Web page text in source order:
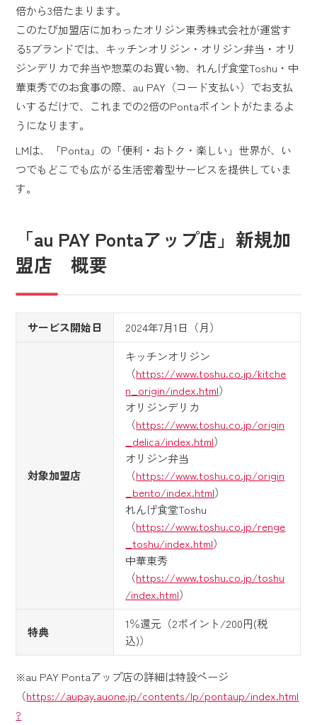
倍から3倍たまります。
このたび加盟店に加わったオリジン東秀株式会社が運営す
る5ブランドでは、キッチンオリジン・オリジン弁当・オリ
ジンデリカで弁当や惣菜のお買い物、れんげ食堂Toshu・中
華東秀でのお食事の際、au PAY（コード支払い）でお支払
いするだけで、これまでの2倍のPontaポイントがたまるよ
うになります。
LMは、「Ponta」の「便利・おトク・楽しい」世界が、い
つでもどこでも広がる生活密着型サービスを提供していま
す。
「au PAY Pontaアップ店」新規加
盟店 概要
サービス開始日 2024年7月1日（月）
対象加盟店
キッチンオリジン
（https://www.toshu.co.jp/kitche
n_origin/index.html）
オリジンデリカ
（https://www.toshu.co.jp/origin
_delica/index.html）
オリジン弁当
（https://www.toshu.co.jp/origin
_bento/index.html）
れんげ食堂Toshu
（https://www.toshu.co.jp/renge
_toshu/index.html）
中華東秀
（https://www.toshu.co.jp/toshu
/index.html）
特典
1％還元（2ポイント/200円(税
込)）
※au PAY Pontaアップ店の詳細は特設ページ
（https://aupay.auone.jp/contents/lp/pontaup/index.html
?